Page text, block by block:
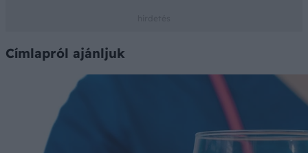
Címlapról ajánljuk